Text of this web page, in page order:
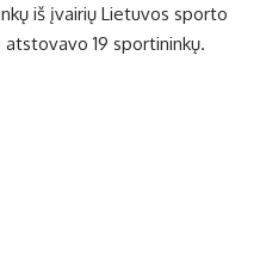
iš įvairių Lietuvos sporto
19 sportininkų.